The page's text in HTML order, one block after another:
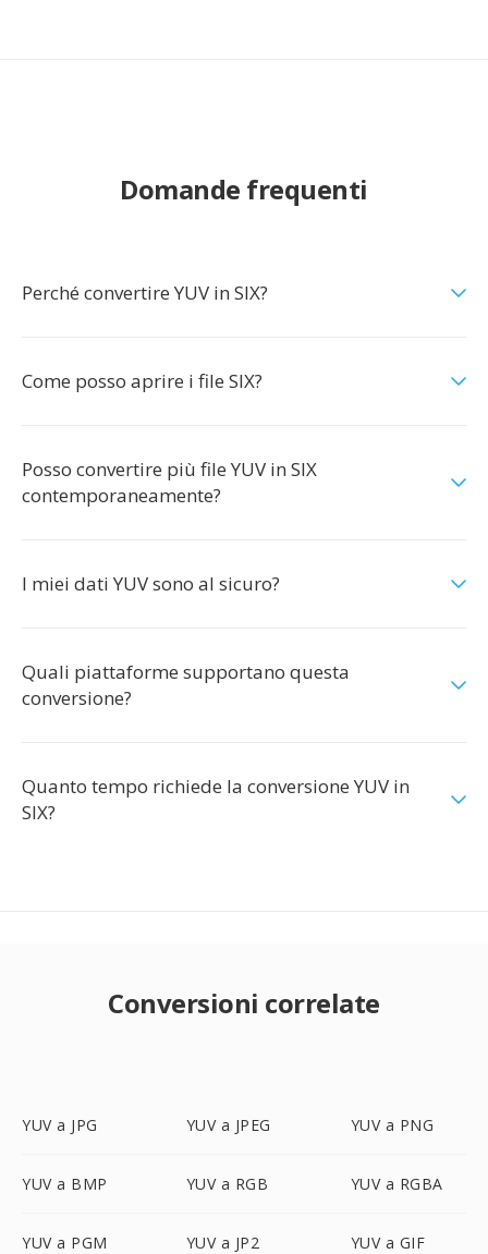
Domande frequenti
Perché convertire YUV in SIX?
Come posso aprire i file SIX?
Posso convertire più file YUV in SIX
contemporaneamente?
I miei dati YUV sono al sicuro?
Quali piattaforme supportano questa
conversione?
Quanto tempo richiede la conversione YUV in
SIX?
Conversioni correlate
YUV a JPG YUV a JPEG YUV a PNG
YUV a BMP YUV a RGB YUV a RGBA
YUV a PGM YUV a JP2 YUV a GIF